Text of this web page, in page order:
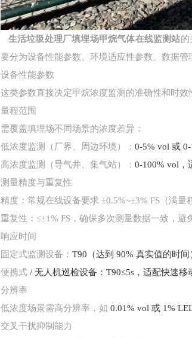
生活垃圾处理厂填埋场甲烷气体在线监测站的
要分为设备性能参数、环境适应性参数、数据
设备性能参数
这类参数直接决定甲烷浓度监测的准确性和时效
量程范围
需覆盖填埋场不同场景的浓度差异：
低浓度监测（厂界、周边环境）：0-5% vol 或
高浓度监测（导气井、集气站）：0-100% vol，
测量精度与重复性
精度：常规在线设备要求 ±0.5%~±3% FS（满量
重复性： ≤±1% FS，确保多次测量数据一致，避
响应时间
固定式监测设备：T90（达到 90% 真实值的时间
便携式 / 无人机巡检设备：T90≤5s，适配快速移
分辨率
低浓度场景需高分辨率，如 0.01% vol 或 1%
交叉干扰抑制能力